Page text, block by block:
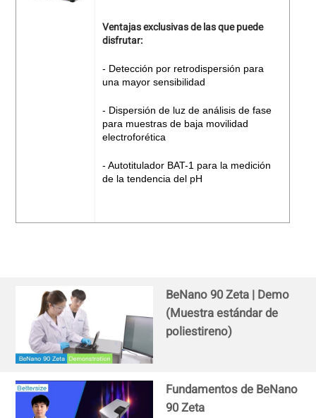
Ventajas exclusivas de las que puede
disfrutar:
- Detección por retrodispersión para
una mayor sensibilidad
- Dispersión de luz de análisis de fase
para muestras de baja movilidad
electroforética
- Autotitulador BAT-1 para la medición
de la tendencia del pH
BeNano 90 Zeta | Demo
(Muestra estándar de
poliestireno)
Fundamentos de BeNano
90 Zeta